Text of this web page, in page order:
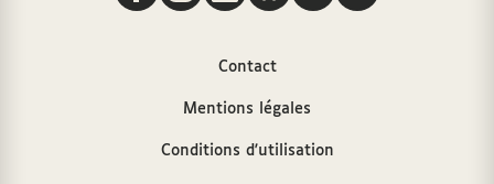
Contact
Mentions légales
Conditions d'utilisation